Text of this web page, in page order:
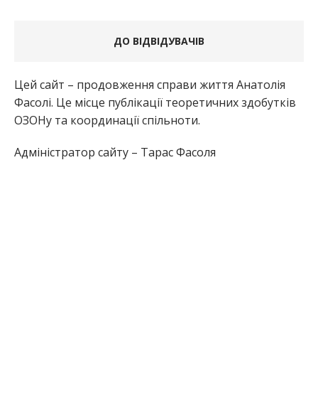
ДО ВІДВІДУВАЧІВ
Цей сайт – продовження справи життя Анатолія
Фасолі. Це місце публікації теоретичних здобутків
ОЗОНу та координації спільноти.
Адміністратор сайту – Тарас Фасоля